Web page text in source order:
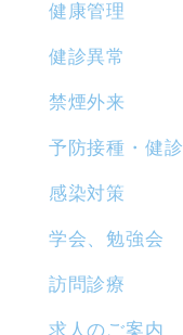
健康管理
健診異常
禁煙外来
予防接種・健診
感染対策
学会、勉強会
訪問診療
求人のご案内